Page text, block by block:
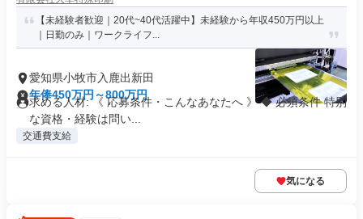
【未経験者歓迎｜20代~40代活躍中】未経験から年収450万円以上
｜日勤のみ｜ワークライフ...
愛知県小牧市入鹿出新田
年俸450万円～800万円
求める人材: 《 応募条件・こんなあなたへ 》 ◆ 必須条件 特別
な資格・経験は問い...
交通費支給
気になる